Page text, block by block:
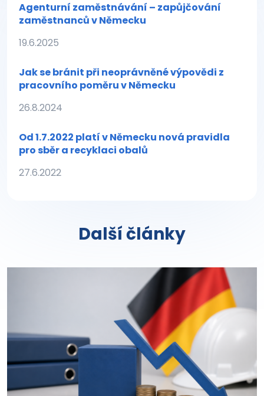
Agenturní zaměstnávání – zapůjčování
zaměstnanců v Německu
19.6.2025
Jak se bránit při neoprávněné výpovědi z
pracovního poměru v Německu
26.8.2024
Od 1.7.2022 platí v Německu nová pravidla
pro sběr a recyklaci obalů
27.6.2022
Další články